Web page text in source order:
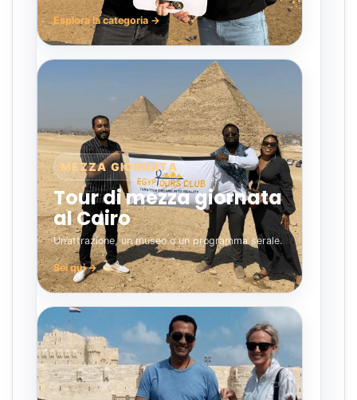
Esplora la categoria →
MEZZA GIORNATA
Tour di mezza giornata
al Cairo
Un’attrazione, un museo o un programma serale.
Sei qui →